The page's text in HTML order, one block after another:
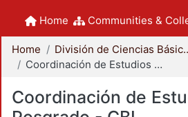
Home Communities &
Home
División de
Coordinación de Estudios de Posgrado - CBI
Coordinación de